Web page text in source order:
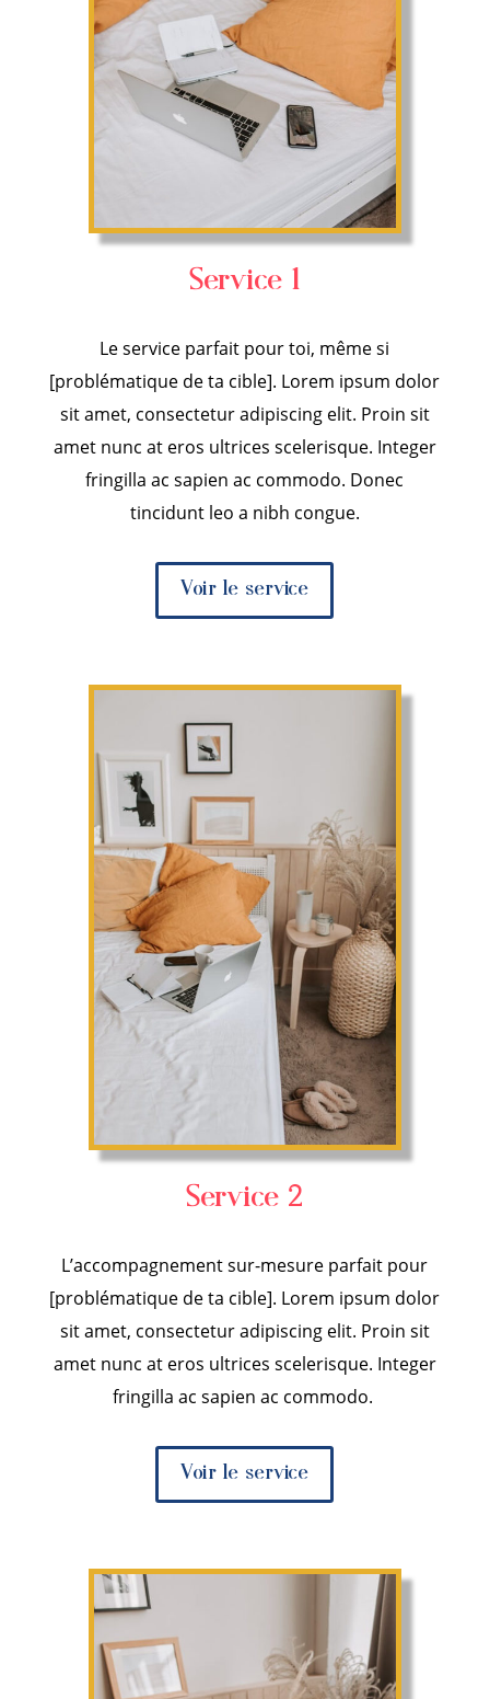
Service 1
Le service parfait pour toi, même si
[problématique de ta cible]. Lorem ipsum dolor
sit amet, consectetur adipiscing elit. Proin sit
amet nunc at eros ultrices scelerisque. Integer
fringilla ac sapien ac commodo. Donec
tincidunt leo a nibh congue.
Voir le service
Service 2
L’accompagnement sur-mesure parfait pour
[problématique de ta cible]. Lorem ipsum dolor
sit amet, consectetur adipiscing elit. Proin sit
amet nunc at eros ultrices scelerisque. Integer
fringilla ac sapien ac commodo.
Voir le service